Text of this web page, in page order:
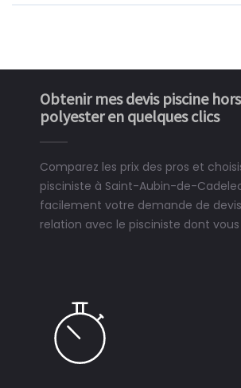
Obtenir mes devis piscine
polyester en quelques clics
Comparez les prix des pros et
pisciniste à Saint-Aubin-de-
facilement votre demande de
relation avec le pisciniste dont